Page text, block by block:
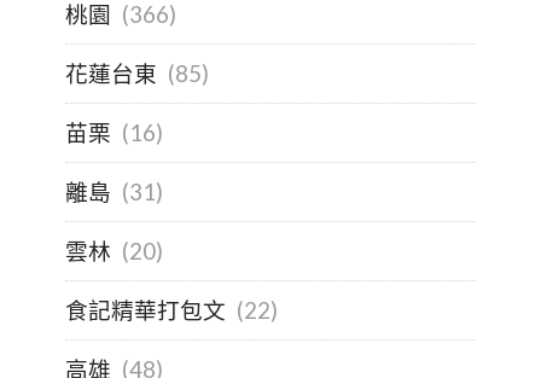
桃園 (366)
花蓮台東 (85)
苗栗 (16)
離島 (31)
雲林 (20)
食記精華打包文 (22)
高雄 (48)